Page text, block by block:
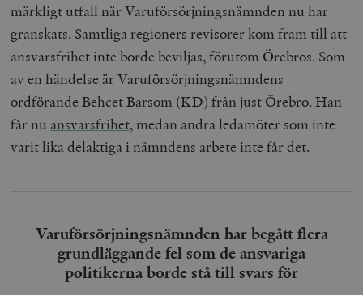
märkligt utfall när Varuförsörjningsnämnden nu har
granskats. Samtliga regioners revisorer kom fram till att
ansvarsfrihet inte borde beviljas, förutom Örebros. Som
av en händelse är Varuförsörjningsnämndens
ordförande Behcet Barsom (KD) från just Örebro. Han
får nu ansvarsfrihet, medan andra ledamöter som inte
varit lika delaktiga i nämndens arbete inte får det.
Varuförsörjningsnämnden har begått flera
grundläggande fel som de ansvariga
politikerna borde stå till svars för